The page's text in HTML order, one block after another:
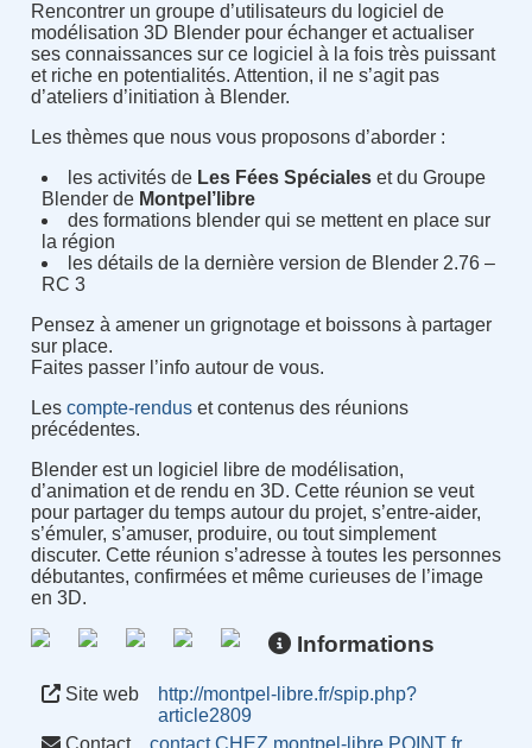
Rencontrer un groupe d’utilisateurs du logiciel de
modélisation 3D Blender pour échanger et actualiser
ses connaissances sur ce logiciel à la fois très puissant
et riche en potentialités. Attention, il ne s’agit pas
d’ateliers d’initiation à Blender.
Les thèmes que nous vous proposons d’aborder :
les activités de Les Fées Spéciales et du Groupe
Blender de Montpel’libre
des formations blender qui se mettent en place sur
la région
les détails de la dernière version de Blender 2.76 –
RC 3
Pensez à amener un grignotage et boissons à partager
sur place.
Faites passer l’info autour de vous.
Les compte-renduset contenus des réunions
précédentes.
Blender est un logiciel libre de modélisation,
d’animation et de rendu en 3D. Cette réunion se veut
pour partager du temps autour du projet, s’entre-aider,
s’émuler, s’amuser, produire, ou tout simplement
discuter. Cette réunion s’adresse à toutes les personnes
débutantes, confirmées et même curieuses de l’image
en 3D.
Informations
Site web
http://montpel-libre.fr/spip.php?
article2809